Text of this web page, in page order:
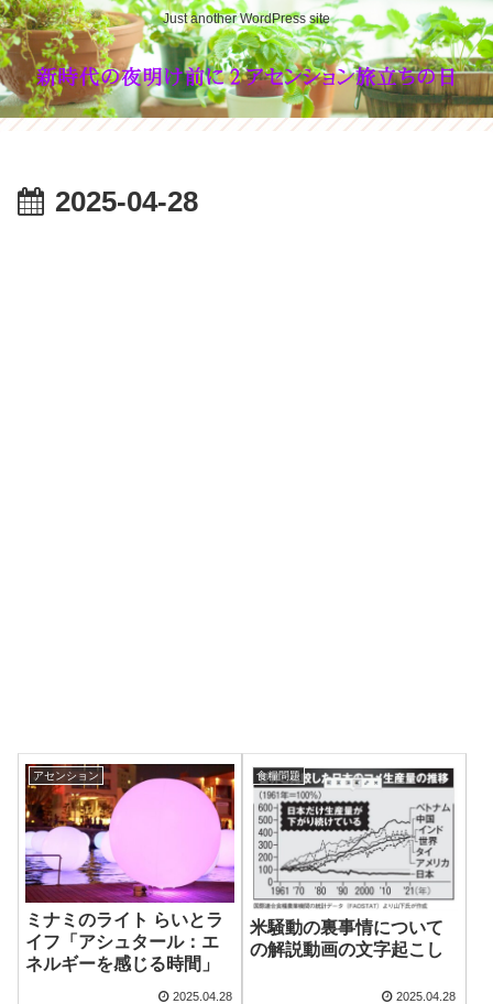
Just another WordPress site
2025-04-28
アセンション
ミナミのライト らいとラ
イフ「アシュタール：エ
ネルギーを感じる時間」
2025.04.28
食糧問題
米騒動の裏事情について
の解説動画の文字起こし
2025.04.28